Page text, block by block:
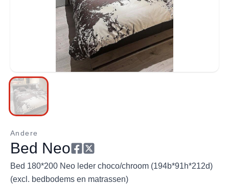
Info
Contact
Andere
Bed Neo
Bed 180*200 Neo leder choco/chroom (194b*91h*212d)
(excl. bedbodems en matrassen)